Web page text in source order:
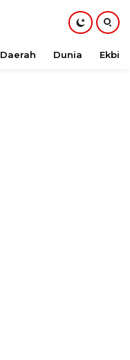
Daerah Dunia Ekbis